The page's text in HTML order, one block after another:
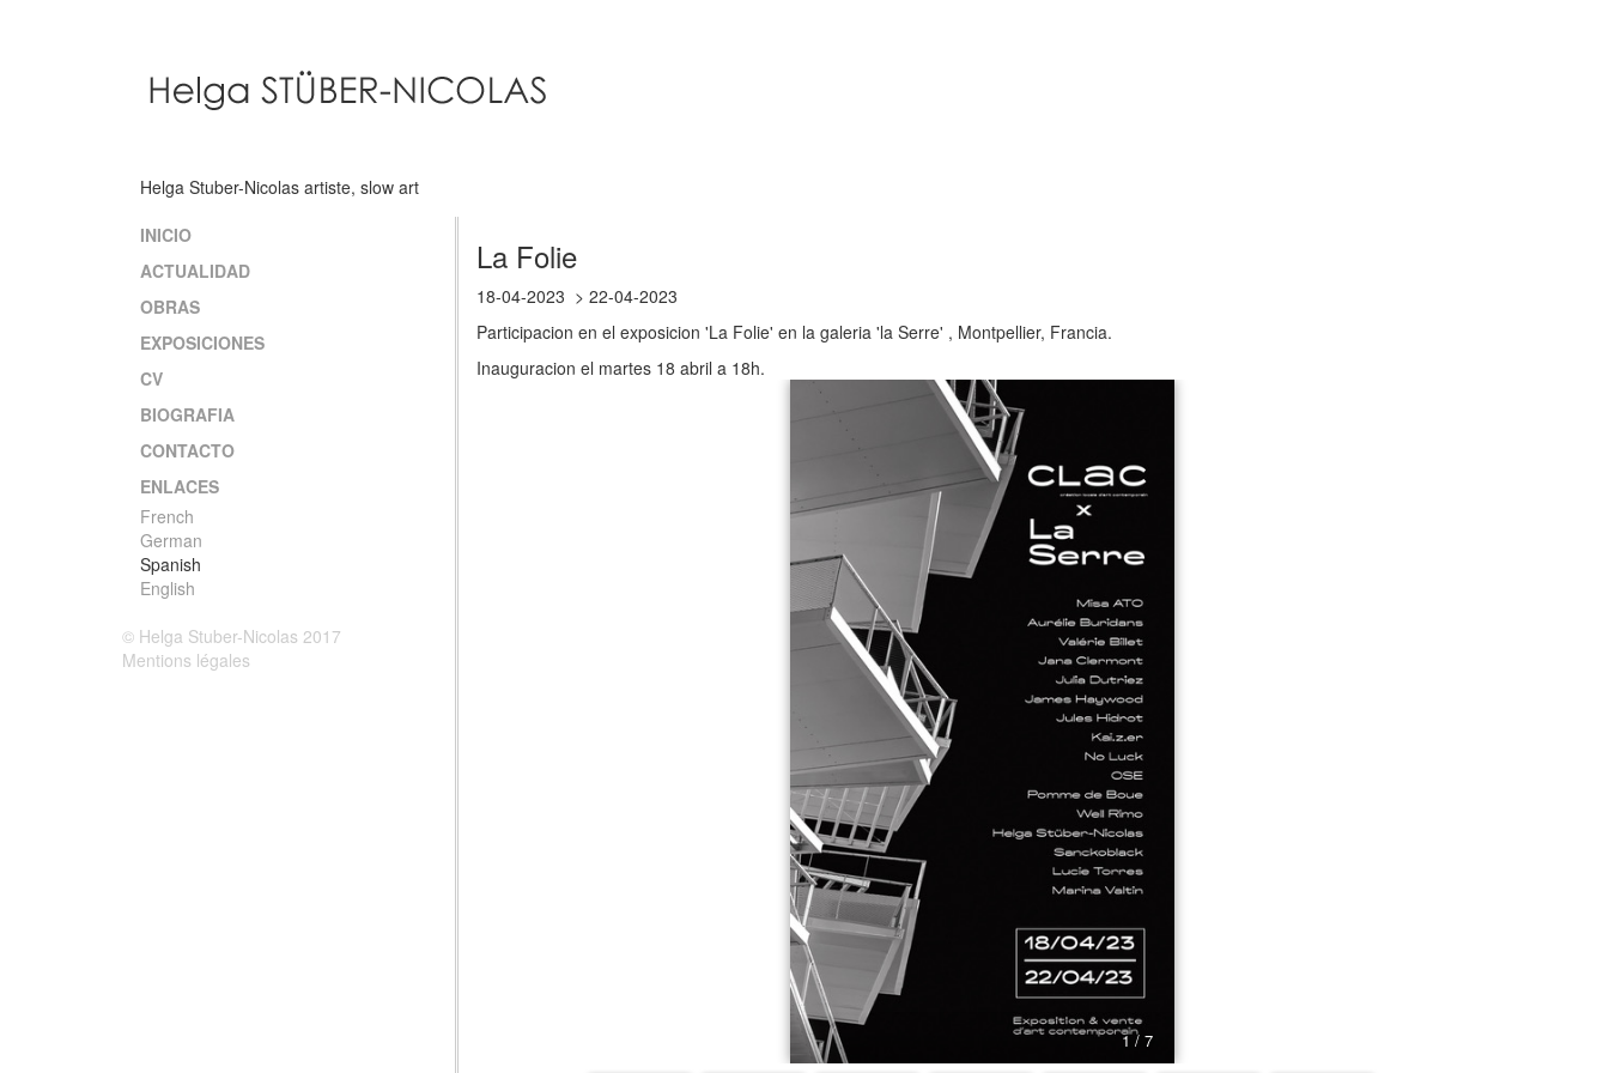
Helga Stuber-Nicolas artiste, slow art
Main
navigation
INICIO
ACTUALIDAD
OBRAS
EXPOSICIONES
CV
BIOGRAFIA
CONTACTO
ENLACES
French
German
Spanish
English
© Helga Stuber-Nicolas 2017
Mentions légales
La Folie
18-04-2023
22-04-2023
Participacion en el exposicion 'La Folie' en la galeria 'la Serre' , Montpellier, Francia.
Inauguracion el martes 18 abril a 18h.
1 / 7